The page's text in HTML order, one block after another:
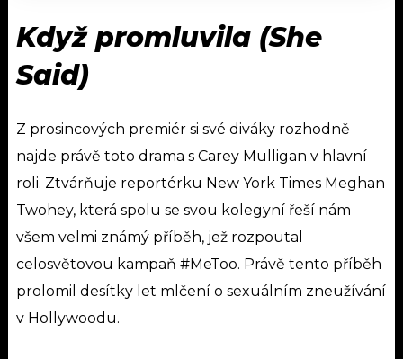
Když promluvila (She
Said)
Z prosincových premiér si své diváky rozhodně
najde právě toto drama s Carey Mulligan v hlavní
roli. Ztvárňuje reportérku New York Times Meghan
Twohey, která spolu se svou kolegyní řeší nám
všem velmi známý příběh, jež rozpoutal
celosvětovou kampaň #MeToo. Právě tento příběh
prolomil desítky let mlčení o sexuálním zneužívání
v Hollywoodu.